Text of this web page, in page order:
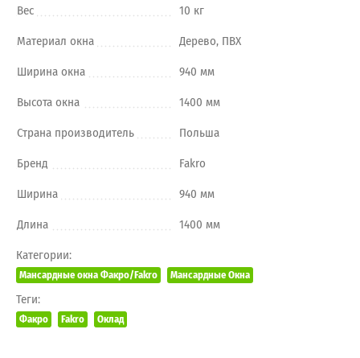
Вес 10 кг
Материал окна Дерево, ПВХ
Ширина окна 940 мм
Высота окна 1400 мм
Страна производитель Польша
Бренд Fakro
Ширина 940 мм
Длина 1400 мм
Категории:
Мансардные окна Факро/Fakro Мансардные Окна
Теги:
Факро Fakro Оклад